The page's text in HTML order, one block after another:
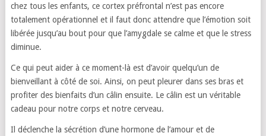
chez tous les enfants, ce cortex préfrontal n’est pas encore
totalement opérationnel et il faut donc attendre que l’émotion soit
libérée jusqu’au bout pour que l’amygdale se calme et que le stress
diminue.
Ce qui peut aider à ce moment-là est d’avoir quelqu’un de
bienveillant à côté de soi. Ainsi, on peut pleurer dans ses bras et
profiter des bienfaits d’un câlin ensuite. Le câlin est un véritable
cadeau pour notre corps et notre cerveau.
Il déclenche la sécrétion d’une hormone de l’amour et de